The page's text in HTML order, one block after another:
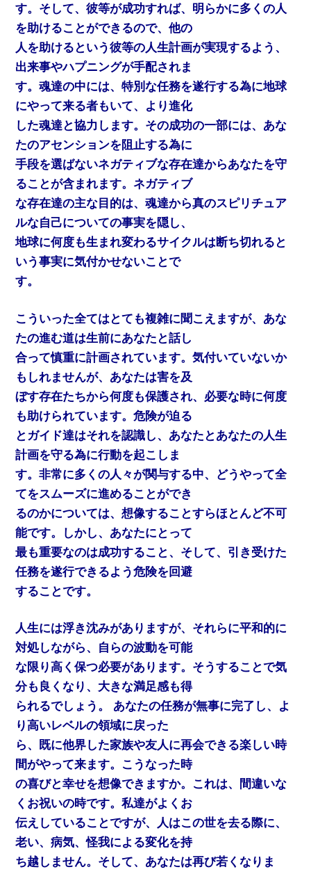
す。そして、彼等が成功すれば、明らかに多くの人
を助けることができるので、他の
人を助けるという彼等の人生計画が実現するよう、
出来事やハプニングが手配されま
す。魂達の中には、特別な任務を遂行する為に地球
にやって来る者もいて、より進化
した魂達と協力します。その成功の一部には、あな
たのアセンションを阻止する為に
手段を選ばないネガティブな存在達からあなたを守
ることが含まれます。ネガティブ
な存在達の主な目的は、魂達から真のスピリチュア
ルな自己についての事実を隠し、
地球に何度も生まれ変わるサイクルは断ち切れると
いう事実に気付かせないことで
す。
こういった全てはとても複雑に聞こえますが、あな
たの進む道は生前にあなたと話し
合って慎重に計画されています。気付いていないか
もしれませんが、あなたは害を及
ぼす存在たちから何度も保護され、必要な時に何度
も助けられています。危険が迫る
とガイド達はそれを認識し、あなたとあなたの人生
計画を守る為に行動を起こしま
す。非常に多くの人々が関与する中、どうやって全
てをスムーズに進めることができ
るのかについては、想像することすらほとんど不可
能です。しかし、あなたにとって
最も重要なのは成功すること、そして、引き受けた
任務を遂行できるよう危険を回避
することです。
人生には浮き沈みがありますが、それらに平和的に
対処しながら、自らの波動を可能
な限り高く保つ必要があります。そうすることで気
分も良くなり、大きな満足感も得
られるでしょう。 あなたの任務が無事に完了し、よ
り高いレベルの領域に戻った
ら、既に他界した家族や友人に再会できる楽しい時
間がやって来ます。こうなった時
の喜びと幸せを想像できますか。これは、間違いな
くお祝いの時です。私達がよくお
伝えしていることですが、人はこの世を去る際に、
老い、病気、怪我による変化を持
ち越しません。そして、あなたは再び若くなりま